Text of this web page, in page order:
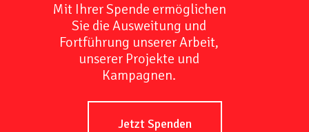
Mit Ihrer Spende ermöglichen
Sie die Ausweitung und
Fortführung unserer Arbeit,
unserer Projekte und
Kampagnen.
Jetzt Spenden